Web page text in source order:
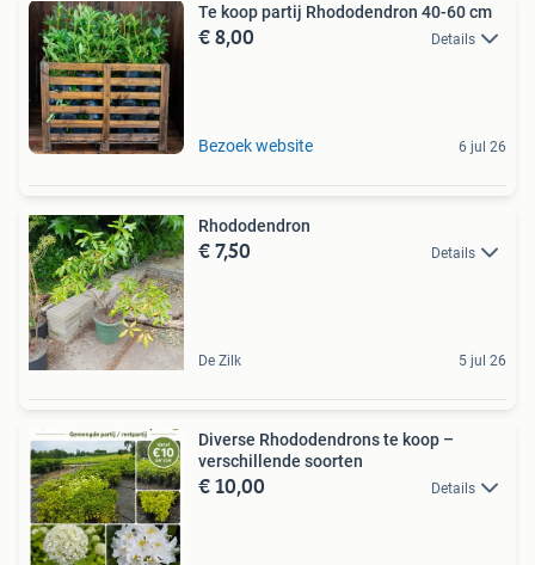
Te koop partij Rhododendron 40-60 cm
€ 8,00 Details
Bezoek website 6 jul 26
Rhododendron
€ 7,50 Details
De Zilk 5 jul 26
Diverse Rhododendrons te koop –
verschillende soorten
€ 10,00 Details